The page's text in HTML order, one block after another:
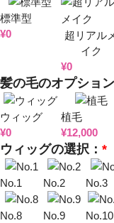
標準型
¥0
超リアル
イク
¥0
髪の毛のオプショ
ウィッグ
¥0
植毛
¥12,000
*
ウィッグの選択：
No.1 No.2 No.3
No.8 No.9 No.10